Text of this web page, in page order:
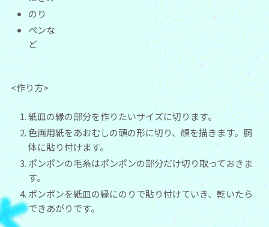
のり
ペンな
ど
<作り方>
紙皿の縁の部分を作りたいサイズに切ります。
色画用紙をあおむしの頭の形に切り、顔を描きます。胴
体に貼り付けます。
ポンポンの毛糸はポンポンの部分だけ切り取っておきま
す。
ポンポンを紙皿の縁にのりで貼り付けていき、乾いたら
できあがりです。